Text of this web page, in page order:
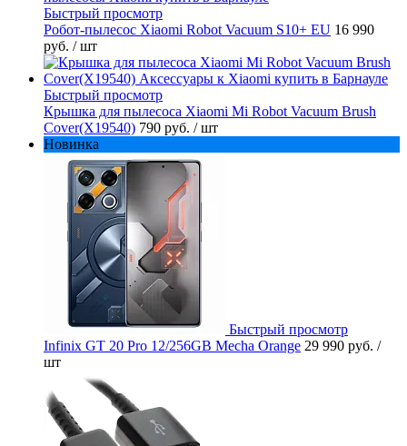
Быстрый просмотр
Робот-пылесос Xiaomi Robot Vacuum S10+ EU 16 990
руб. / шт
Быстрый просмотр
Крышка для пылесоса Xiaomi Mi Robot Vacuum Brush
Cover(X19540) 790 руб. / шт
Новинка
Быстрый просмотр
Infinix GT 20 Pro 12/256GB Mecha Orange 29 990 руб. /
шт